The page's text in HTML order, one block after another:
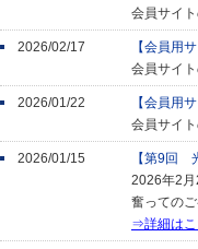
会員サイ
2026/02/17
【会員用
会員サイ
2026/01/22
【会員用
会員サイ
2026/01/15
【第9回
2026年2月
奮っての
⇒詳細はこ